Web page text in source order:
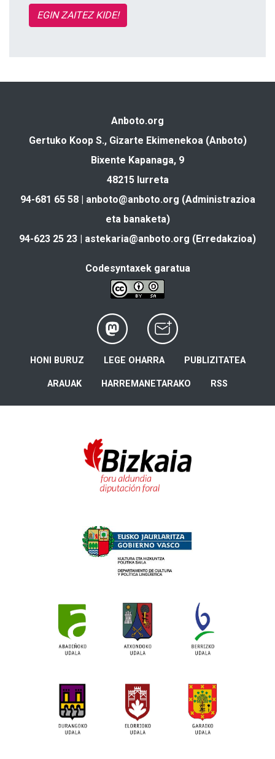
EGIN ZAITEZ KIDE!
Anboto.org
Gertuko Koop S., Gizarte Ekimenekoa (Anboto)
Bixente Kapanaga, 9
48215 Iurreta
94-681 65 58 | anboto@anboto.org (Administrazioa
eta banaketa)
94-623 25 23 | astekaria@anboto.org (Erredakzioa)
Codesyntaxek garatua
HONI BURUZ LEGE OHARRA PUBLIZITATEA
ARAUAK HARREMANETARAKO RSS